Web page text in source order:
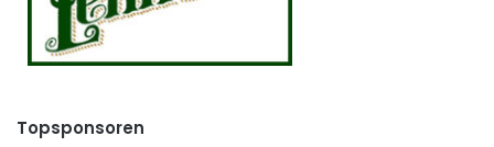
Topsponsoren